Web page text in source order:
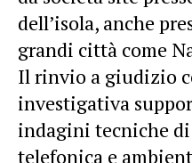
dell’isola, anche
grandi città come
Il rinvio a giudizio
investigativa
indagini tecniche
telefonica e